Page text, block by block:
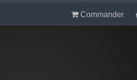
Commander